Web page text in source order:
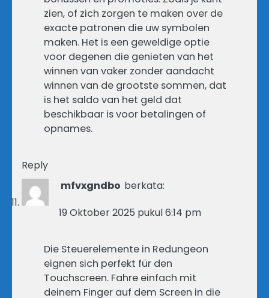
zien, of zich zorgen te maken over de
exacte patronen die uw symbolen
maken. Het is een geweldige optie
voor degenen die genieten van het
winnen van vaker zonder aandacht
winnen van de grootste sommen, dat
is het saldo van het geld dat
beschikbaar is voor betalingen of
opnames.
Reply
mfvxgndbo berkata:
19 Oktober 2025 pukul 6:14 pm
Die Steuerelemente in Redungeon
eignen sich perfekt für den
Touchscreen. Fahre einfach mit
deinem Finger auf dem Screen in die